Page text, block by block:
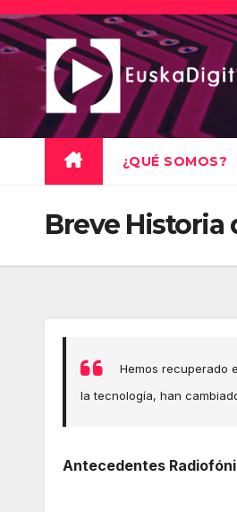
Saltar
al
contenido
¿QUÉ SOMOS?
Breve Historia
Hemos recuperado
la tecnología, han
Antecedentes